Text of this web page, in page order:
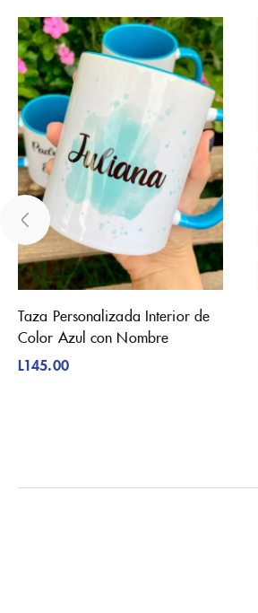
Taza Personalizada Interior de
Color Azul con Nombre
L145.00